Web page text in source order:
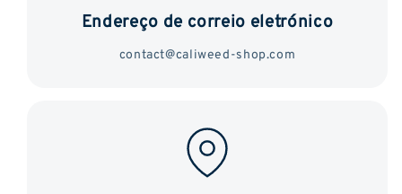
Endereço de correio eletrónico
contact@caliweed-shop.com